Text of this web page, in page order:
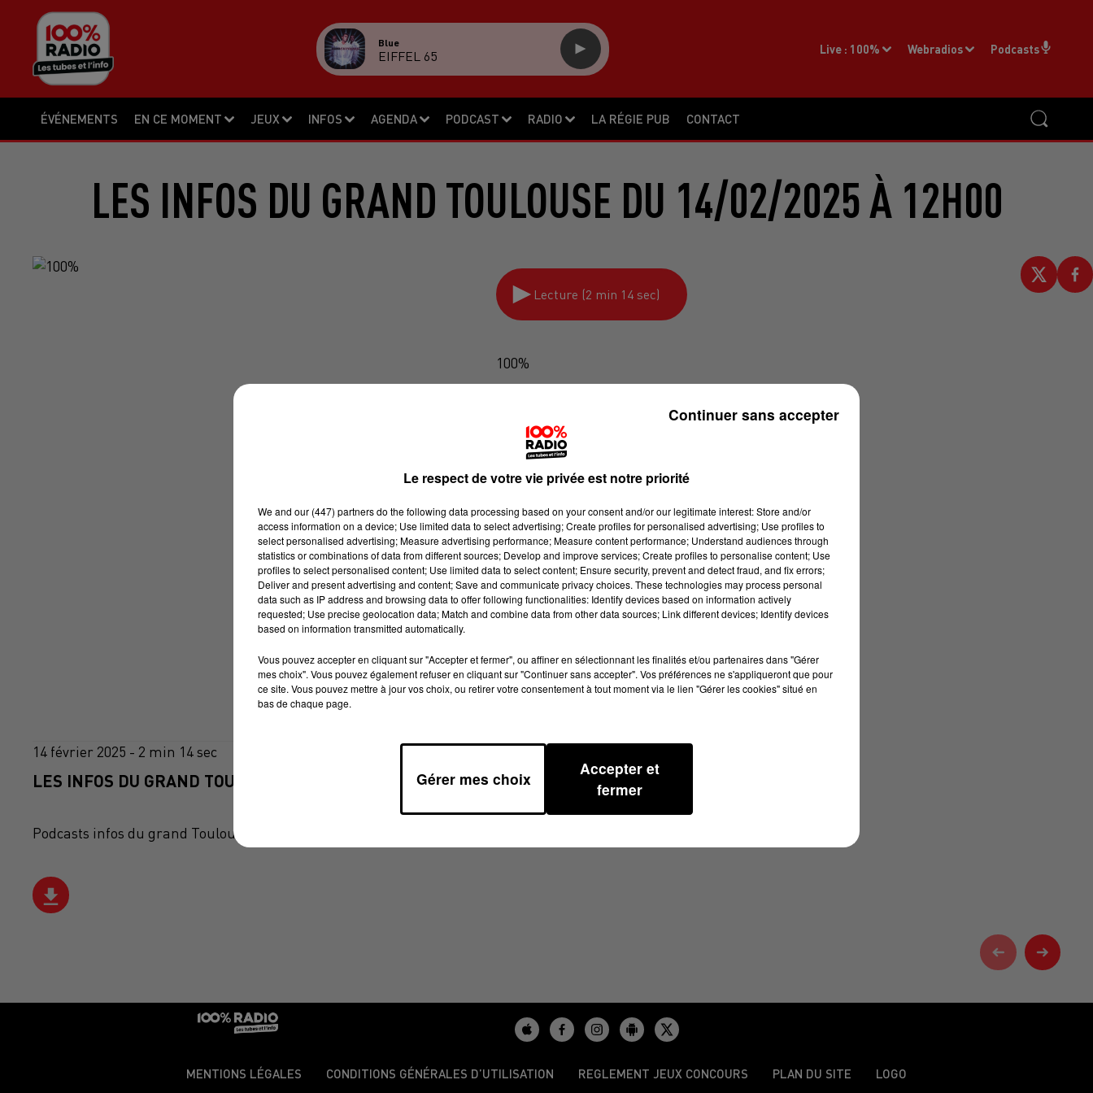
ÉVÉNEMENTS EN CE MOMENT JEUX INFOS AGENDA PODCAST RADIO LA RÉGIE PUB CONTACT
Live : 100% Webradios Podcasts
Blue
EIFFEL 65
LES INFOS DU GRAND TOULOUSE DU 14/02/2025 À 12H00
Lecture (2 min 14 sec)
100%
14 février 2025 - 2 min 14 sec
LES INFOS DU GRAND TOULOUSE DU 14/02/2025 À 12H00
Podcasts infos du grand Toulouse
MENTIONS LÉGALES CONDITIONS GÉNÉRALES D’UTILISATION REGLEMENT JEUX CONCOURS PLAN DU SITE LOGO
Le respect de votre vie privée est notre priorité
We and our (447) partnersdo the following data processing based on your consent and/or our legitimate interest: Store and/or
access information on a device; Use limited data to select advertising; Create profiles for personalised advertising; Use profiles to
select personalised advertising; Measure advertising performance; Measure content performance; Understand audiences through
statistics or combinations of data from different sources; Develop and improve services; Create profiles to personalise content; Use
profiles to select personalised content; Use limited data to select content; Ensure security, prevent and detect fraud, and fix errors;
Deliver and present advertising and content; Save and communicate privacy choices. These technologies may process personal
data such as IP address and browsing data to offer following functionalities: Identify devices based on information actively
requested; Use precise geolocation data; Match and combine data from other data sources; Link different devices; Identify devices
based on information transmitted automatically.
Vous pouvez accepter en cliquant sur "Accepter et fermer", ou affiner en sélectionnant les finalités et/ou partenaires dans "Gérer
mes choix". Vous pouvez également refuser en cliquant sur "Continuer sans accepter". Vos préférences ne s'appliqueront que pour
ce site. Vous pouvez mettre à jour vos choix, ou retirer votre consentement à tout moment via le lien "Gérer les cookies" situé en
bas de chaque page.
Gérer mes choix
Accepter et
fermer
Continuer sans accepter